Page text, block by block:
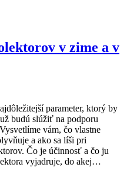
v zime a v
parameter, ktorý by
budú slúžiť na podporu
vám, čo vlastne
a ako sa líši pri
Čo je účinnosť a čo ju
vyjadruje, do akej…